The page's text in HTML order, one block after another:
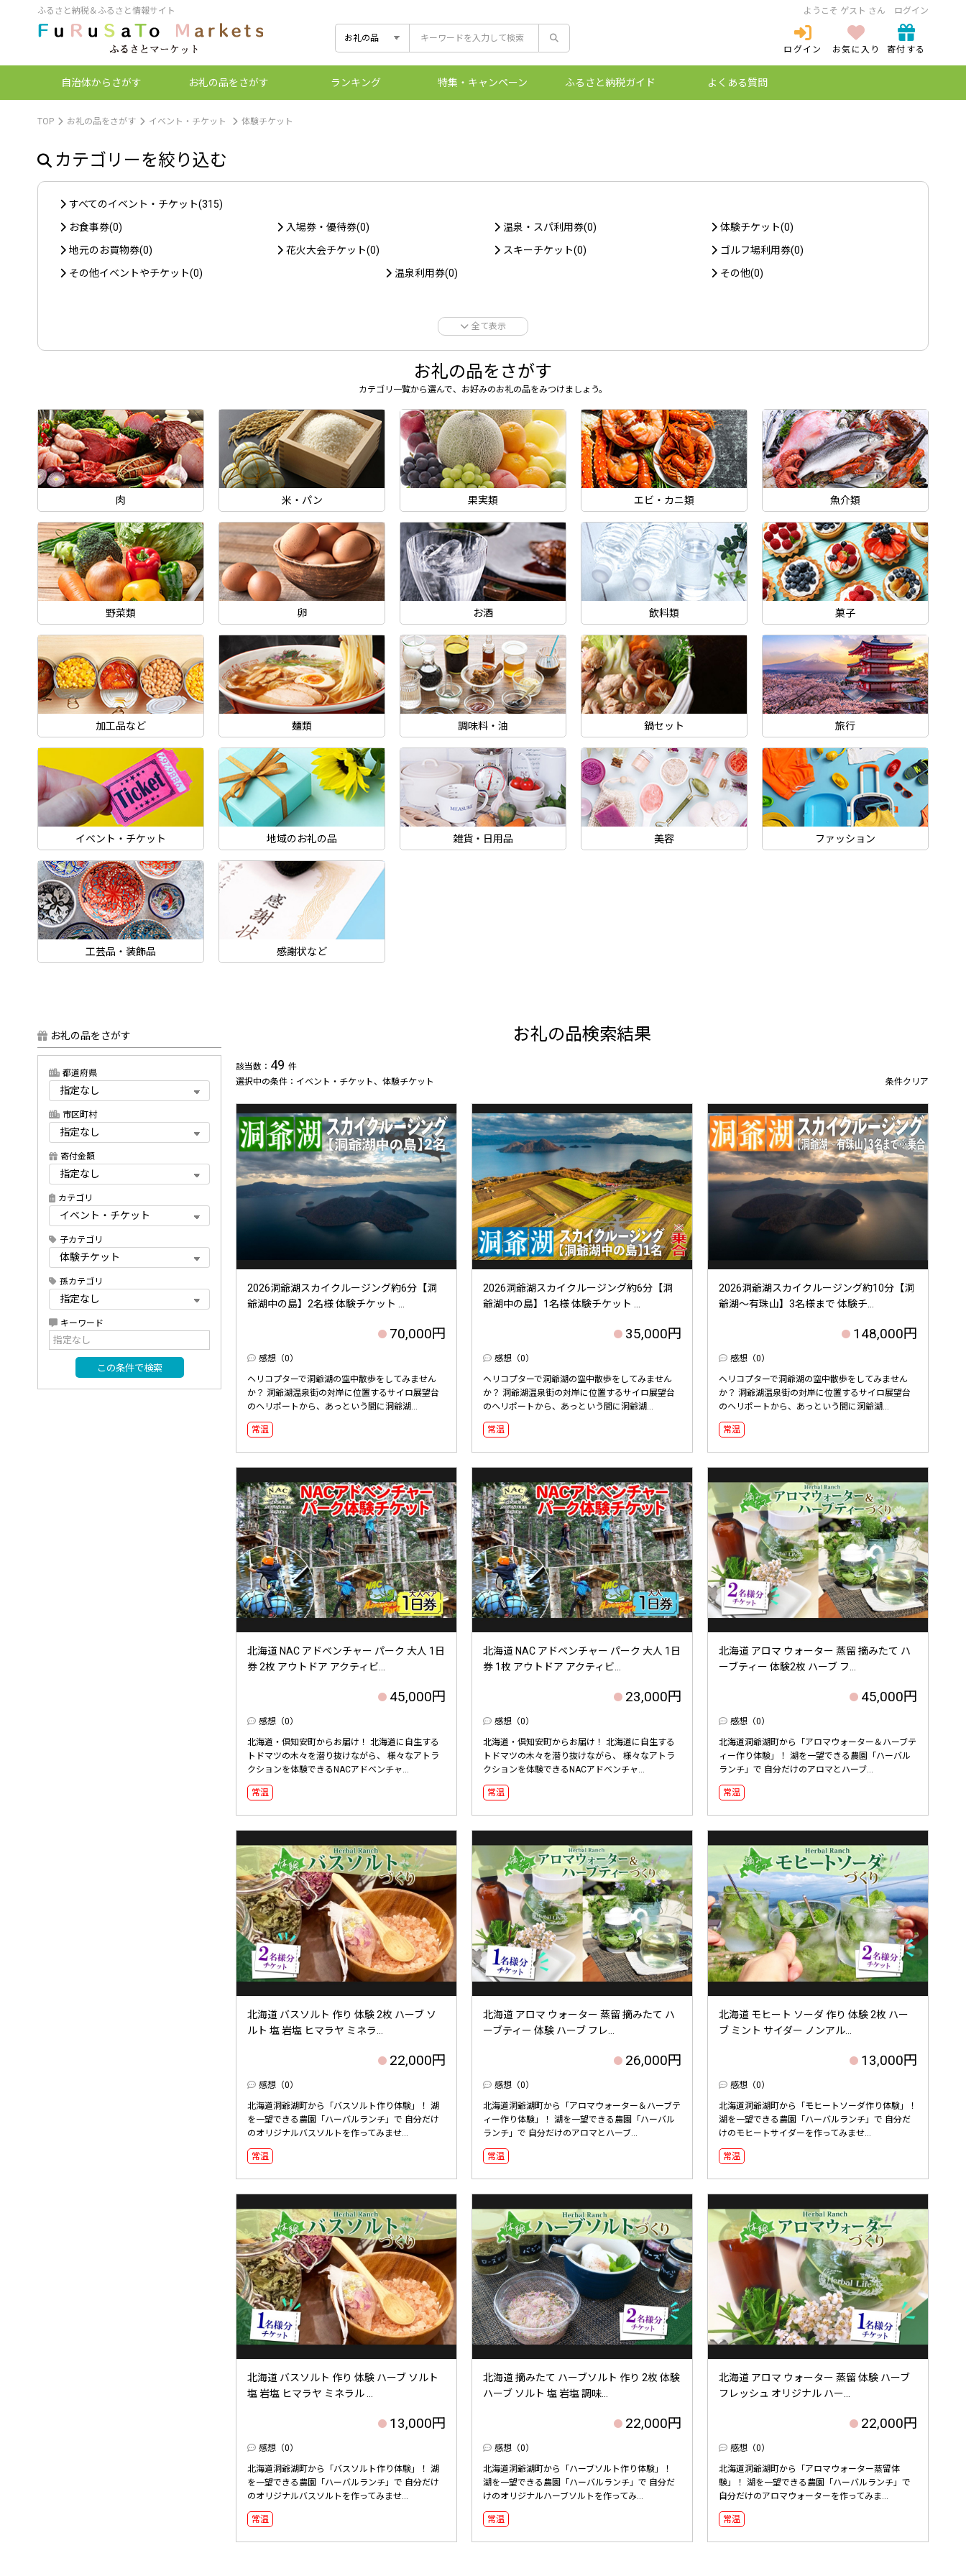
ふるさと納税＆ふるさと情報サイト ようこそ ゲスト さん ログイン
ログイン
ログイン
新規登録
お気に入り 寄付する
自治体からさがす お礼の品をさがす ランキング 特集 ・キャンペーン ふるさと納税ガイド よくある質問
TOP お礼の品をさがす イベント・チケット 体験チケット
カテゴリーを絞り込む
すべてのイベント・チケット(315)
お食事券(0)
入場券・優待券(0) 温泉・スパ利用券(0)
体験チケット(0)
地元のお買物券(0)
花火大会チケット(0) スキーチケット(0)
ゴルフ場利用券(0)
その他イベントやチケット(0)
温泉利用券(0) その他(0)
全て表示
お礼の品をさがす
カテゴリ一覧から選んで、 お好みのお礼の品をみつけましょう。
肉 米・パン 果実類 エビ・カニ類 魚介類
野菜類 卵 お酒 飲料類 菓子
加工品など 麺類 調味料・油 鍋セット 旅行
イベント・チケット 地域のお礼の品 雑貨・日用品 美容 ファッション
工芸品・装飾品 感謝状など
お礼の品検索結果
該当数： 49 件
選択中の条件：イベント・チケット、体験チケット
条件クリア
2026洞爺湖スカイクルージング約6分【洞
爺湖中の島】2名様 体験チケット ...
70,000円
感想（0）
ヘリコプターで洞爺湖の空中散歩をしてみません
か？ 洞爺湖温泉街の対岸に位置するサイロ展望台
のヘリポートから、あっという間に洞爺湖...
常温
2026洞爺湖スカイクルージング約6分【洞
爺湖中の島】1名様 体験チケット ...
35,000円
感想（0）
ヘリコプターで洞爺湖の空中散歩をしてみません
か？ 洞爺湖温泉街の対岸に位置するサイロ展望台
のヘリポートから、あっという間に洞爺湖...
常温
2026洞爺湖スカイクルージング約10分【洞
爺湖～有珠山】3名様まで 体験チ...
148,000円
感想（0）
ヘリコプターで洞爺湖の空中散歩をしてみません
か？ 洞爺湖温泉街の対岸に位置するサイロ展望台
のヘリポートから、あっという間に洞爺湖...
常温
北海道 NAC アドベンチャー パーク 大人 1日
券 2枚 アウトドア アクティビ...
45,000円
感想（0）
北海道・倶知安町からお届け！ 北海道に自生する
トドマツの木々を潜り抜けながら、 様々なアトラ
クションを体験できるNACアドベンチャ...
常温
北海道 NAC アドベンチャー パーク 大人 1日
券 1枚 アウトドア アクティビ...
23,000円
感想（0）
北海道・倶知安町からお届け！ 北海道に自生する
トドマツの木々を潜り抜けながら、 様々なアトラ
クションを体験できるNACアドベンチャ...
常温
北海道 アロマ ウォーター 蒸留 摘みたて ハ
ーブティー 体験2枚 ハーブ フ...
45,000円
感想（0）
北海道洞爺湖町から「アロマウォーター＆ハーブテ
ィー作り体験」！ 湖を一望できる農園「ハーバル
ランチ」で 自分だけのアロマとハーブ...
常温
北海道 バスソルト 作り 体験 2枚 ハーブ ソ
ルト 塩 岩塩 ヒマラヤ ミネラ...
22,000円
感想（0）
北海道洞爺湖町から「バスソルト作り体験」！ 湖
を一望できる農園「ハーバルランチ」で 自分だけ
のオリジナルバスソルトを作ってみませ...
常温
北海道 アロマ ウォーター 蒸留 摘みたて ハ
ーブティー 体験 ハーブ フレ...
26,000円
感想（0）
北海道洞爺湖町から「アロマウォーター＆ハーブテ
ィー作り体験」！ 湖を一望できる農園「ハーバル
ランチ」で 自分だけのアロマとハーブ...
常温
北海道 モヒート ソーダ 作り 体験 2枚 ハー
ブ ミント サイダー ノンアル...
13,000円
感想（0）
北海道洞爺湖町から「モヒートソーダ作り体験」！
湖を一望できる農園「ハーバルランチ」で 自分だ
けのモヒートサイダーを作ってみませ...
常温
北海道 バスソルト 作り 体験 ハーブ ソルト
塩 岩塩 ヒマラヤ ミネラル ...
13,000円
感想（0）
北海道洞爺湖町から「バスソルト作り体験」！ 湖
を一望できる農園「ハーバルランチ」で 自分だけ
のオリジナルバスソルトを作ってみませ...
常温
北海道 摘みたて ハーブソルト 作り 2枚 体験
ハーブ ソルト 塩 岩塩 調味...
22,000円
感想（0）
北海道洞爺湖町から「ハーブソルト作り体験」！
湖を一望できる農園「ハーバルランチ」で 自分だ
けのオリジナルハーブソルトを作ってみ...
常温
北海道 アロマ ウォーター 蒸留 体験 ハーブ
フレッシュ オリジナル ハー...
22,000円
感想（0）
北海道洞爺湖町から「アロマウォーター蒸留体
験」！ 湖を一望できる農園「ハーバルランチ」で
自分だけのアロマウォーターを作ってみま...
常温
お礼の品をさがす
都道府県
市区町村
寄付金額
カテゴリ
子カテゴリ
孫カテゴリ
キーワード
この条件で検索